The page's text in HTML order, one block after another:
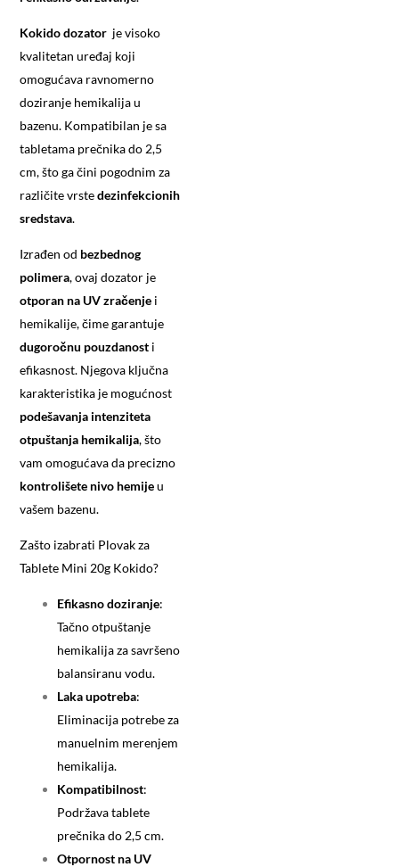
Kokido dozator je visoko
kvalitetan uređaj koji
omogućava ravnomerno
doziranje hemikalija u
bazenu. Kompatibilan je sa
tabletama prečnika do 2,5
cm, što ga čini pogodnim za
različite vrstedezinfekcionih
sredstava.
Izrađen od bezbednog
polimera, ovaj dozator je
otporan na UV zračenje i
hemikalije, čime garantuje
dugoročnu pouzdanost i
efikasnost. Njegova ključna
karakteristika je mogućnost
podešavanja intenziteta
otpuštanja hemikalija, što
vam omogućava da precizno
kontrolišete nivo hemijeu
vašem bazenu.
Zašto izabrati Plovak za
Tablete Mini 20g Kokido?
Efikasno doziranje:
Tačno otpuštanje
hemikalija za savršeno
balansiranu vodu.
Laka upotreba:
Eliminacija potrebe za
manuelnim merenjem
hemikalija.
Kompatibilnost:
Podržava tablete
prečnika do 2,5 cm.
Otpornost na UV